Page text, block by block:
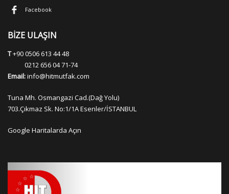
Facebook
BİZE ULAŞIN
T+90 0506 613 44 48
0212 656 04 71-74
Email:info@hitmutfak.com
Tuna Mh. Osmangazi Cad.(Dağ Yolu)
703.Çıkmaz Sk. No:1/1A Esenler/İSTANBUL
Google Haritalarda Açın